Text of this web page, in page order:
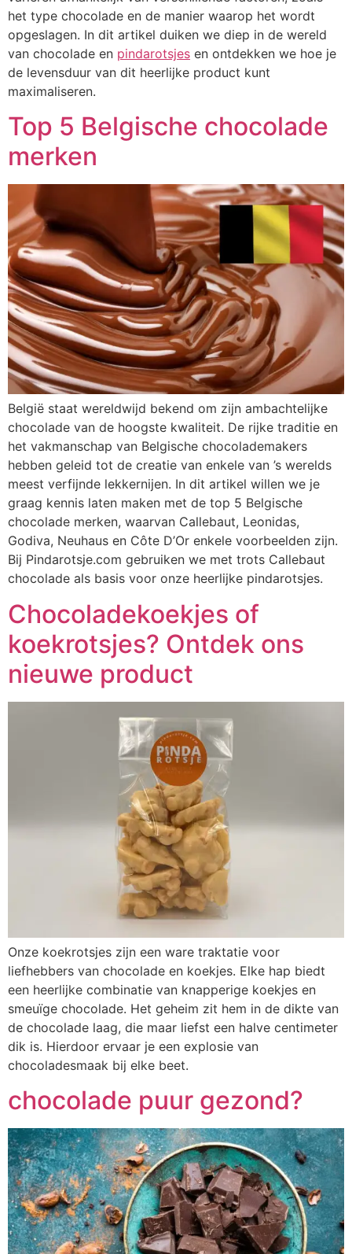
het type chocolade en de manier waarop het wordt
opgeslagen. In dit artikel duiken we diep in de wereld
van chocolade en pindarotsjes en ontdekken we hoe je
de levensduur van dit heerlijke product kunt
maximaliseren.
Top 5 Belgische chocolade
merken
België staat wereldwijd bekend om zijn ambachtelijke
chocolade van de hoogste kwaliteit. De rijke traditie en
het vakmanschap van Belgische chocolademakers
hebben geleid tot de creatie van enkele van ’s werelds
meest verfijnde lekkernijen. In dit artikel willen we je
graag kennis laten maken met de top 5 Belgische
chocolade merken, waarvan Callebaut, Leonidas,
Godiva, Neuhaus en Côte D’Or enkele voorbeelden zijn.
Bij Pindarotsje.com gebruiken we met trots Callebaut
chocolade als basis voor onze heerlijke pindarotsjes.
Chocoladekoekjes of
koekrotsjes? Ontdek ons
nieuwe product
Onze koekrotsjes zijn een ware traktatie voor
liefhebbers van chocolade en koekjes. Elke hap biedt
een heerlijke combinatie van knapperige koekjes en
smeuïge chocolade. Het geheim zit hem in de dikte van
de chocolade laag, die maar liefst een halve centimeter
dik is. Hierdoor ervaar je een explosie van
chocoladesmaak bij elke beet.
chocolade puur gezond?